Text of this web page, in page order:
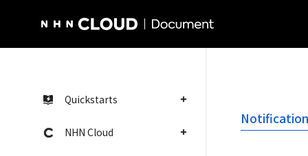
Quickstarts
NHN Cloud
Notification